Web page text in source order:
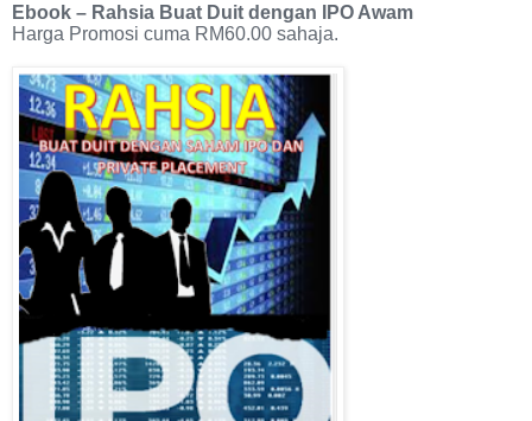
Ebook – Rahsia Buat Duit dengan IPO Awam
Harga Promosi cuma RM60.00 sahaja.